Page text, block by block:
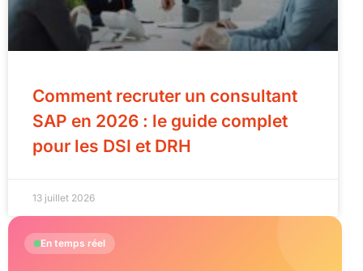
Comment recruter un consultant
SAP en 2026 : le guide complet
pour les DSI et DRH
13 juillet 2026
En temps réel